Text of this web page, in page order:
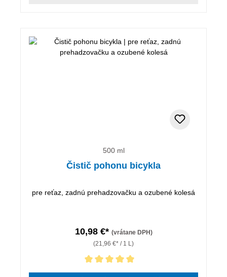
500 ml
Čistič pohonu bicykla
pre reťaz, zadnú prehadzovačku a ozubené kolesá
10,98 €* (vrátane DPH)
(21,96 €* / 1 L)
Priemerné hodnotenie 5 z 5 hviezdičiek